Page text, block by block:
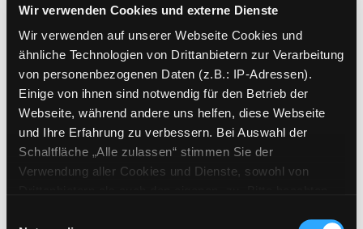
Wir verwenden Cookies und externe Dienste
Wir verwenden auf unserer Webseite Cookies und
ähnliche Technologien von Drittanbietern zur Verarbeitung
von personenbezogenen Daten (z.B.: IP-Adressen).
Einige von ihnen sind notwendig für den Betrieb der
Webseite, während andere uns helfen, diese Webseite
und Ihre Erfahrung zu verbessern. Bei Auswahl der
Schaltfläche „Alle zulassen“ stimmen Sie der
Verwendung aller Cookies und Dienste, sowohl von
Exemplar-Details von Dublin : Irlands
Mediengruppe:Sachbuch
Dublin : Irlands Hauptstadt
aus erster Hand
Verfasser:Ferguson, SiobhanSuche
Jahr: 2024Verlag:Zürich, Midas
Reihe:Wie es keiner kennt
Exemplar-Details von 01; Das Erwachen
Mediengruppe:Belletristik
01; Das Erwachen
Hamburg, Rowohlt Polaris